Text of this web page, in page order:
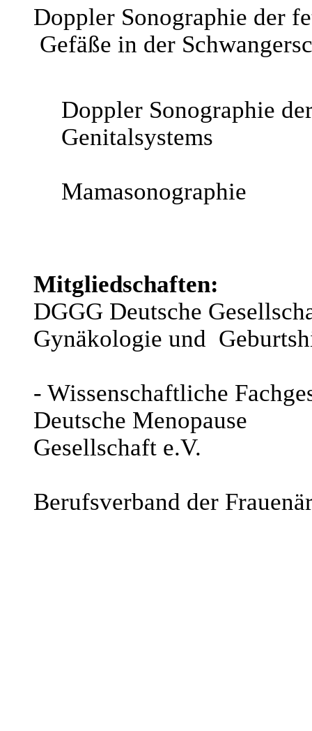
Doppler Sonographie der
Gefäße in der
Doppler Sonographie
Genitalsystems
Mamasonographie
Mitgliedschaften:
DGGG Deutsche
Gynäkologie und
- Wissenschaftliche
Deutsche Menopause
Gesellschaft e.V.
Berufsverband der